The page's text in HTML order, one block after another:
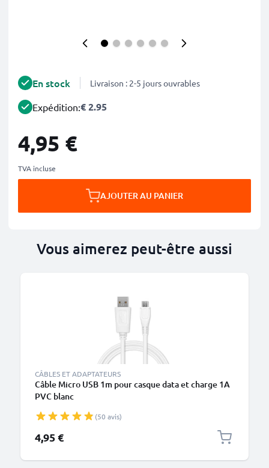
En stock Livraison : 2-5 jours ouvrables
Expédition:€ 2.95
4,95 €
TVA incluse
AJOUTER AU PANIER
Vous aimerez peut-être aussi
CÂBLES ET ADAPTATEURS
Câble Micro USB 1m pour casque data et charge 1A
PVC blanc
(50 avis)
4,95 €